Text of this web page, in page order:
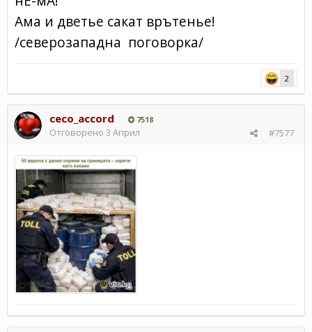
Ама и дветье сакат врътенье!
/северозападна поговорка/
2
ceco_accord 7518
#7577
Отговорено 3 Април